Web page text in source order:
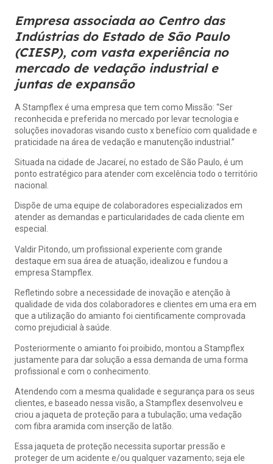
Empresa associada ao Centro das
Indústrias do Estado de São Paulo
(CIESP), com vasta experiência no
mercado de vedação industrial e
juntas de expansão
A Stampflexé uma empresa que tem como Missão: “Ser
reconhecida e preferida no mercado por levar tecnologia e
soluções inovadoras visando custo x benefício com qualidade e
praticidade na área de vedação e manutenção industrial.”
Situada na cidade de Jacareí, no estado de São Paulo, é um
ponto estratégico para atender com excelência todo o território
nacional.
Dispõe de uma equipe de colaboradores especializados em
atender as demandas e particularidades de cada cliente em
especial.
Valdir Pitondo, um profissional experiente com grande
destaque em sua área de atuação, idealizou e fundou a
empresa Stampflex.
Refletindo sobre a necessidade de inovação e atenção à
qualidade de vida dos colaboradores e clientes em uma era em
que a utilização do amianto foi cientificamente comprovada
como prejudicial à saúde.
Posteriormente o amianto foi proibido, montou a Stampflex
justamente para dar solução a essa demanda de uma forma
profissional e com o conhecimento.
Atendendo com a mesma qualidade e segurança para os seus
clientes, e baseado nessa visão, a Stampflex desenvolveu e
criou a jaqueta de proteção para a tubulação; uma vedação
com fibra aramida com inserção de latão.
Essa jaqueta de proteção necessita suportar pressão e
proteger de um acidente e/ou qualquer vazamento; seja ele